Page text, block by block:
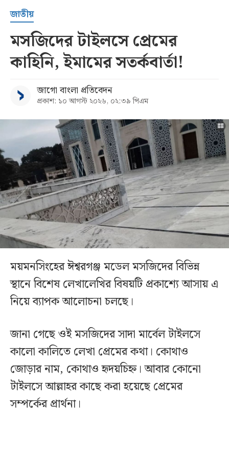
জাতীয়
মসজিদের টাইলসে প্রেমের
কাহিনি, ইমামের সতর্কবার্তা!
জাগো বাংলা প্রতিবেদন
প্রকাশ: ১০ আগস্ট ২০২৬, ০২:৩৯ পিএম
ময়মনসিংহের ঈশ্বরগঞ্জ মডেল মসজিদের বিভিন্ন
স্থানে বিশেষ লেখালেখির বিষয়টি প্রকাশ্যে আসায় এ
নিয়ে ব্যাপক আলোচনা চলছে।
জানা গেছে ওই মসজিদের সাদা মার্বেল টাইলসে
কালো কালিতে লেখা প্রেমের কথা। কোথাও
জোড়ার নাম, কোথাও হৃদয়চিহ্ন। আবার কোনো
টাইলসে আল্লাহর কাছে করা হয়েছে প্রেমের
সম্পর্কের প্রার্থনা।